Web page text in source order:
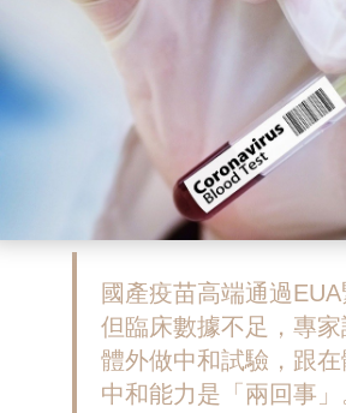
國產疫苗高端通過EUA
但臨床數據不足，專
體外做中和試驗，跟
中和能力是「兩回事